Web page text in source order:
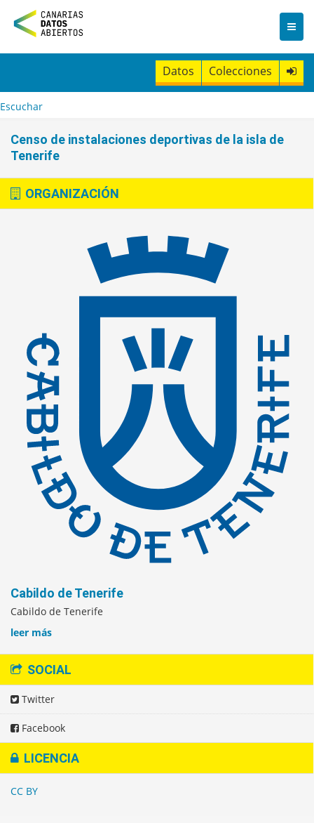
n
t
o
Datos Colecciones
Escuchar
Censo de instalaciones deportivas de la isla de
Tenerife
ORGANIZACIÓN
Cabildo de Tenerife
Cabildo de Tenerife
leer más
SOCIAL
Twitter
Facebook
LICENCIA
CC BY